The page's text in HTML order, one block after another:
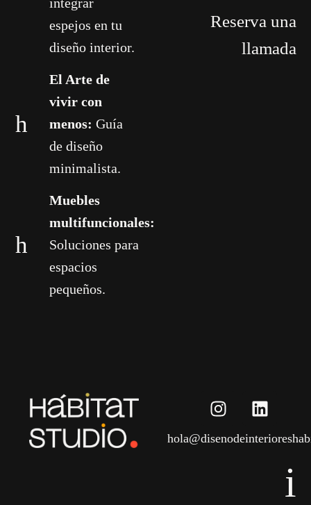
espejos en tu
diseño interior.
El Arte de
vivir con
menos: Guía
de diseño
minimalista.
Muebles
multifuncionales:
Soluciones para
espacios
pequeños.
Reserva una
llamada